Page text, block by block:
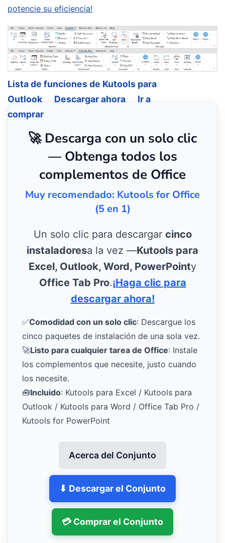
potencie su eficiencia!
Lista de funciones de Kutools para
Outlook
Descargar ahora
Ir a
comprar
🚀 Descarga con un solo clic
— Obtenga todos los
complementos de Office
Muy recomendado: Kutools for Office
(5 en 1)
Un solo clic para descargar cinco
instaladoresa la vez —Kutools para
Excel, Outlook, Word, PowerPointy
Office Tab Pro.¡Haga clic para
descargar ahora!
✅Comodidad con un solo clic: Descargue los
cinco paquetes de instalación de una sola vez.
🚀Listo para cualquier tarea de Office: Instale
los complementos que necesite, justo cuando
los necesite.
🧰Incluido: Kutools para Excel / Kutools para
Outlook / Kutools para Word / Office Tab Pro /
Kutools for PowerPoint
Acerca del Conjunto
⬇ Descargar el Conjunto
💳 Comprar el Conjunto